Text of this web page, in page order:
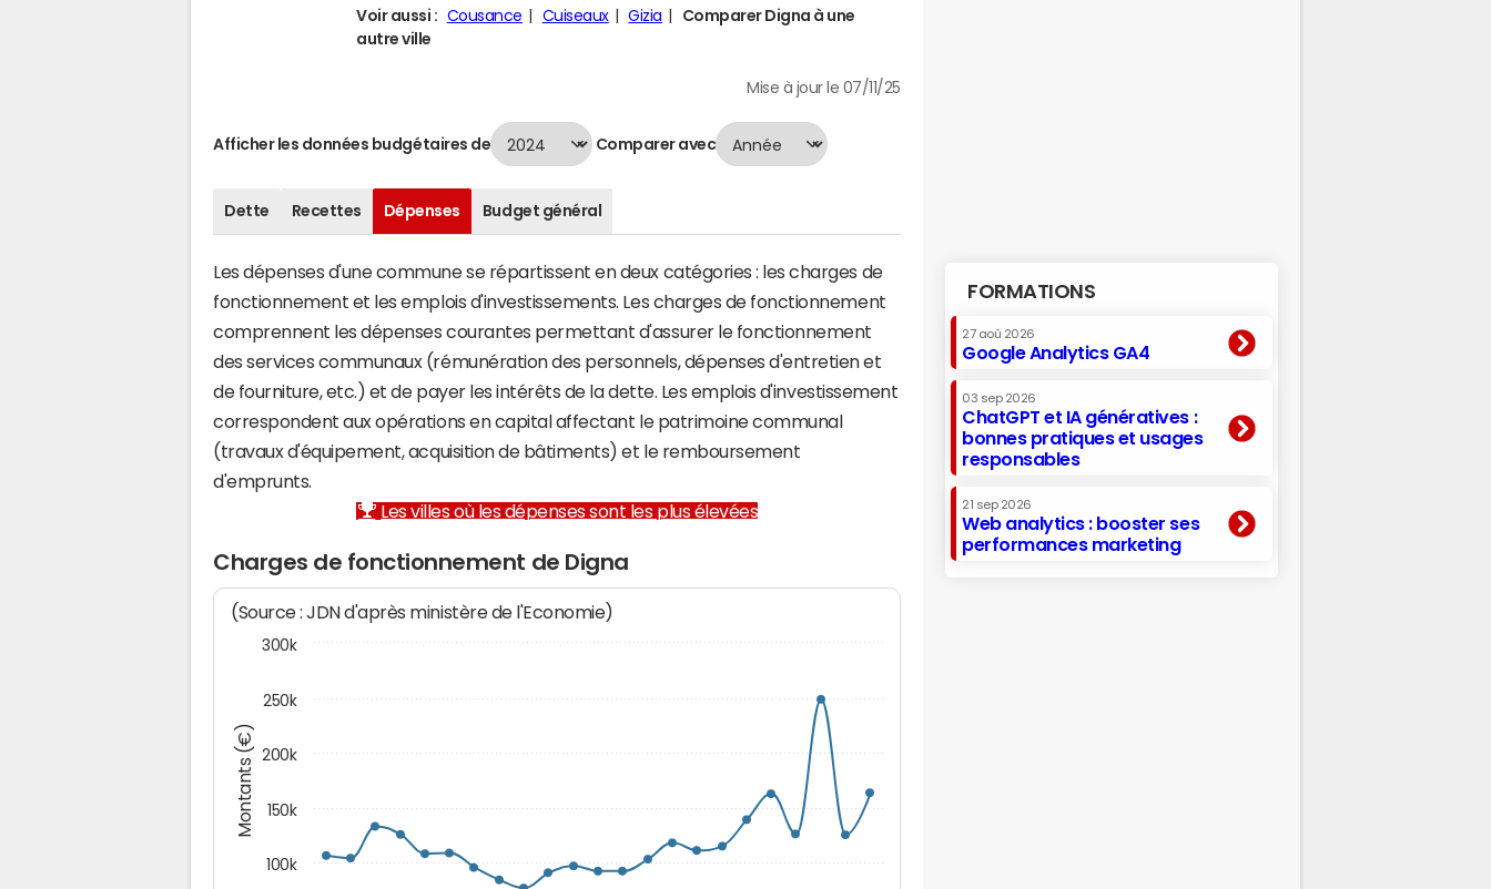
Voir aussi : Cousance Cuiseaux Gizia
Comparer Digna à une
autre ville
Mise à jour le 07/11/25
Afficher les données budgétaires de Comparer avec
Dette Recettes Dépenses Budget général
Les dépenses d'une commune se répartissent en deux catégories : les charges de
fonctionnement et les emplois d'investissements. Les charges de fonctionnement
comprennent les dépenses courantes permettant d'assurer le fonctionnement
des services communaux (rémunération des personnels, dépenses d'entretien et
de fourniture, etc.) et de payer les intérêts de la dette. Les emplois d'investissement
correspondent aux opérations en capital affectant le patrimoine communal
(travaux d'équipement, acquisition de bâtiments) et le remboursement
d'emprunts.
Les villes où les dépenses sont les plus élevées
Charges de fonctionnement de Digna
Montants (€)
(Source : JDN d'après ministère de l'Economie)
100k
150k
200k
250k
300k
FORMATIONS
27 aoû 2026
Google Analytics GA4
03 sep 2026
ChatGPT et IA génératives :
bonnes pratiques et usages
responsables
21 sep 2026
Web analytics : booster ses
performances marketing